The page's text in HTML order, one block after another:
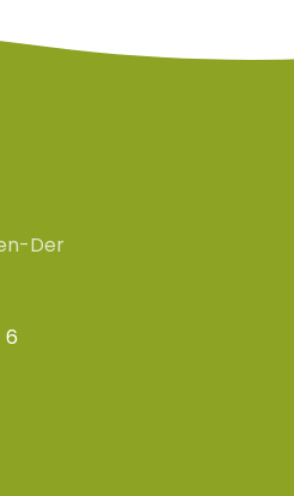
Der
6